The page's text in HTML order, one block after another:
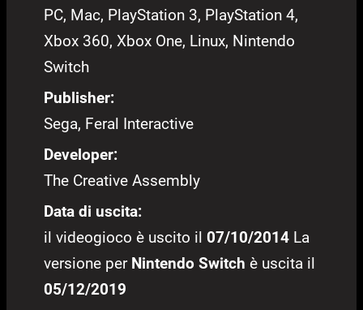
PC, Mac, PlayStation 3, PlayStation 4,
Xbox 360, Xbox One, Linux, Nintendo
Switch
Publisher:
Sega, Feral Interactive
Developer:
The Creative Assembly
Data di uscita:
il videogioco è uscito il 07/10/2014 La
versione per Nintendo Switch è uscita il
05/12/2019